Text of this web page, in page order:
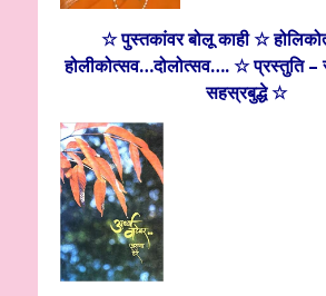
☆ पुस्तकांवर बोलू काही ☆
होलीकोत्सव…दोलोत्सव…. ☆ प्रस्तुति –
सहस्रबुद्धे ☆